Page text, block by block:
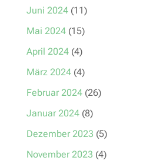
Juni 2024(11)
Mai 2024(15)
April 2024(4)
März 2024(4)
Februar 2024(26)
Januar 2024(8)
Dezember 2023 (5)
November 2023 (4)